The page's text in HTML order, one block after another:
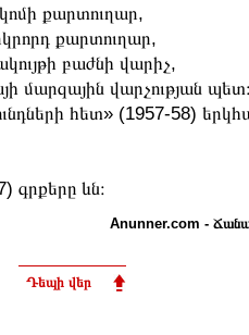
քարտուղար,
քարտուղար,
բաժնի վարիչ,
մարզային վարչության
հետ» (1957-58)
գրքերը ևն։
Anunner.com -
Դեպի վեր